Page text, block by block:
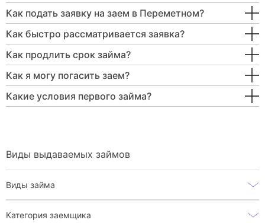
Как подать заявку на заем в Переметном?
Как быстро рассматривается заявка?
Как продлить срок займа?
Как я могу погасить заем?
Какие условия первого займа?
Виды выдаваемых займов
Виды займа
Категория заемщика